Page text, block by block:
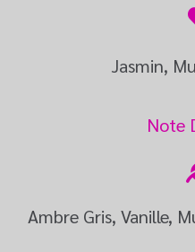
Jasmin,
Note
Ambre Gris, Vanille,